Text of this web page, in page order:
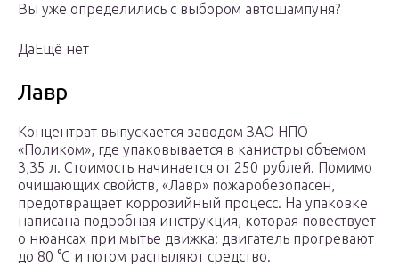
Вы уже определились с выбором автошампуня?
ДаЕщё нет
Лавр
Концентрат выпускается заводом ЗАО НПО
«Поликом», где упаковывается в канистры объемом
3,35 л. Стоимость начинается от 250 рублей. Помимо
очищающих свойств, «Лавр» пожаробезопасен,
предотвращает коррозийный процесс. На упаковке
написана подробная инструкция, которая повествует
о нюансах при мытье движка: двигатель прогревают
до 80 °C и потом распыляют средство.